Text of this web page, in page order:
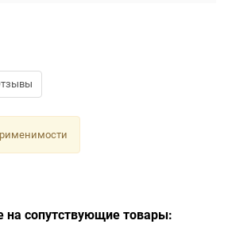
на сопутствующие товары: